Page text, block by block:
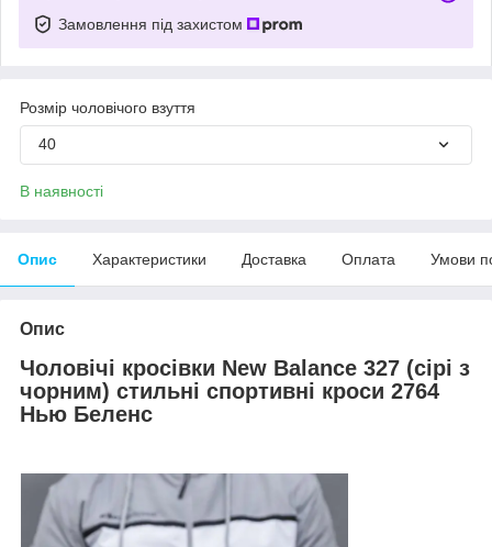
Замовлення під захистом
Розмір чоловічого взуття
40
В наявності
Опис Характеристики Доставка Оплата Умови
Опис
Чоловічі кросівки New Balance 327 (сірі з
чорним) стильні спортивні кроси 2764
Нью Беленс